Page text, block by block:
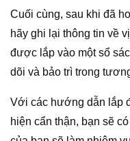
Cuối cùng, sau khi đã
hãy ghi lại thông tin về
được lắp vào một sổ
dõi và bảo trì trong
Với các hướng dẫn lắp
hiện cẩn thận, bạn sẽ